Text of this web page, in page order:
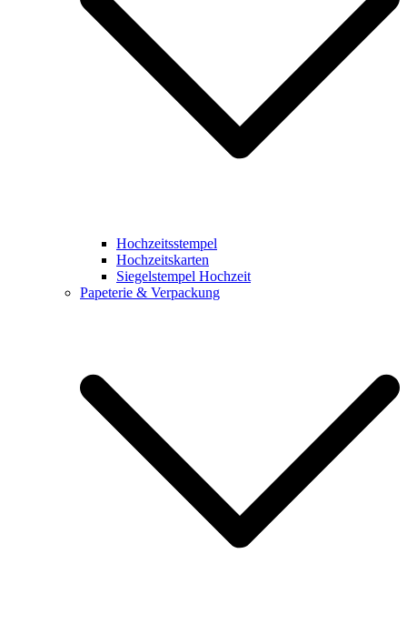
Hochzeitsstempel
Hochzeitskarten
Siegelstempel Hochzeit
Papeterie & Verpackung